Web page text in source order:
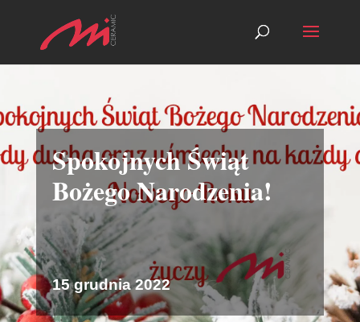
Spokojnych Świąt
Bożego Narodzenia!
15 grudnia 2022